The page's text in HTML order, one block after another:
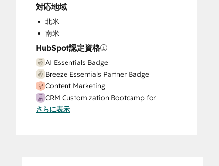
Sales Coaching and Training
Sales Enablement
Search Engine Optimization
Social Media
Website Design
Website Development
Website Migration
対応地域
北米
南米
HubSpot認定資格
AI Essentials Badge
Breeze Essentials Partner Badge
Content Marketing
CRM Customization Bootcamp for
Developers
Digital Marketing
HubSpot CMS for Developers II
さらに表示